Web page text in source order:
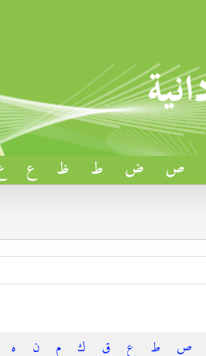
ص ض ط ظ ع
ص ط ع ق ك م ن ه